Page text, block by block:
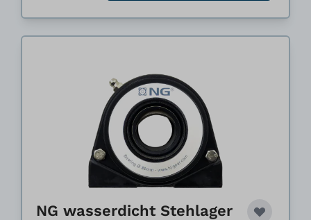
NG wasserdicht Stehlager